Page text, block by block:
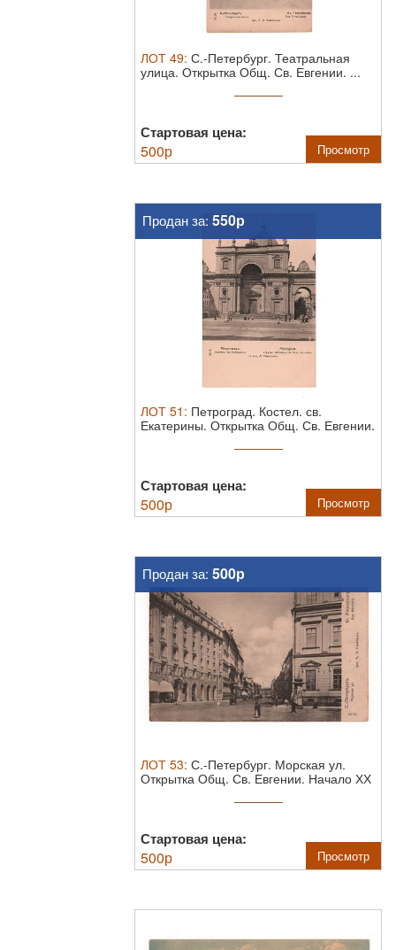
ЛОТ 49: С.-Петербург. Театральная
улица. Открытка Общ. Св. Евгении. ...
Стартовая цена:
500р Просмотр
Продан за: 550р
ЛОТ 51 : Петроград. Костел. св.
Екатерины. Открытка Общ. Св. Евгении.
Стартовая цена:
500р Просмотр
Продан за: 500р
ЛОТ 53: С.-Петербург. Морская ул.
Открытка Общ. Св. Евгении. Начало ХХ
Стартовая цена:
500р Просмотр